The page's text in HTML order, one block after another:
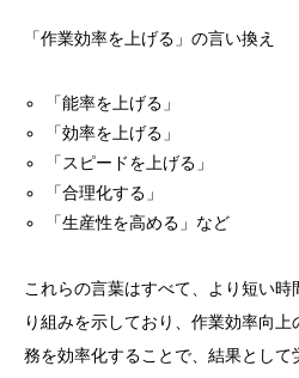
「作業効率を上げる」の言い換え
「能率を上げる」
「効率を上げる」
「スピードを上げる」
「合理化する」
「生産性を高める」など
これらの言葉はすべて、より短い
り組みを示しており、作業効率向
務を効率化することで、結果とし